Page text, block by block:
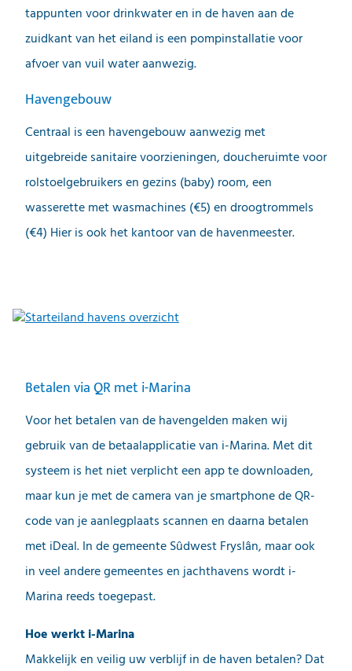
tappunten voor drinkwater en in de haven aan de
zuidkant van het eiland is een pompinstallatie voor
afvoer van vuil water aanwezig.
Havengebouw
Centraal is een havengebouw aanwezig met
uitgebreide sanitaire voorzieningen, doucheruimte voor
rolstoelgebruikers en gezins (baby) room, een
wasserette met wasmachines (€5) en droogtrommels
(€4) Hier is ook het kantoor van de havenmeester.
Betalen via QR met i-Marina
Voor het betalen van de havengelden maken wij
gebruik van de betaalapplicatie van i-Marina. Met dit
systeem is het niet verplicht een app te downloaden,
maar kun je met de camera van je smartphone de QR-
code van je aanlegplaats scannen en daarna betalen
met iDeal. In de gemeente Sûdwest Fryslân, maar ook
in veel andere gemeentes en jachthavens wordt i-
Marina reeds toegepast.
Hoe werkt i-Marina
Makkelijk en veilig uw verblijf in de haven betalen? Dat